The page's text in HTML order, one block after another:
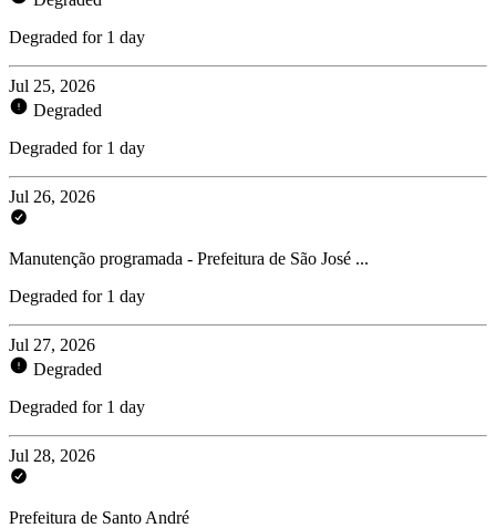
Degraded for 1 day
Jul 25, 2026
Degraded
Degraded for 1 day
Jul 26, 2026
Manutenção programada - Prefeitura de São José ...
Degraded for 1 day
Jul 27, 2026
Degraded
Degraded for 1 day
Jul 28, 2026
Prefeitura de Santo André